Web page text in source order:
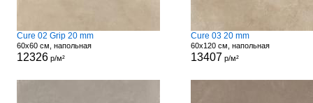
Cure 02 Grip 20 mm
60x60 см, напольная
12326р/м²
Cure 03 20 mm
60x120 см, напольная
13407 р/м²